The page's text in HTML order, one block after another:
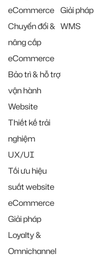
eCommerce
Chuyển đổi &
nâng cấp
eCommerce
Bảo trì & hỗ trợ
vận hành
Website
Thiết kế trải
nghiệm
UX/UI
Tối ưu hiệu
suất website
eCommerce
Giải pháp
Loyalty &
Omnichannel
Giải pháp
WMS